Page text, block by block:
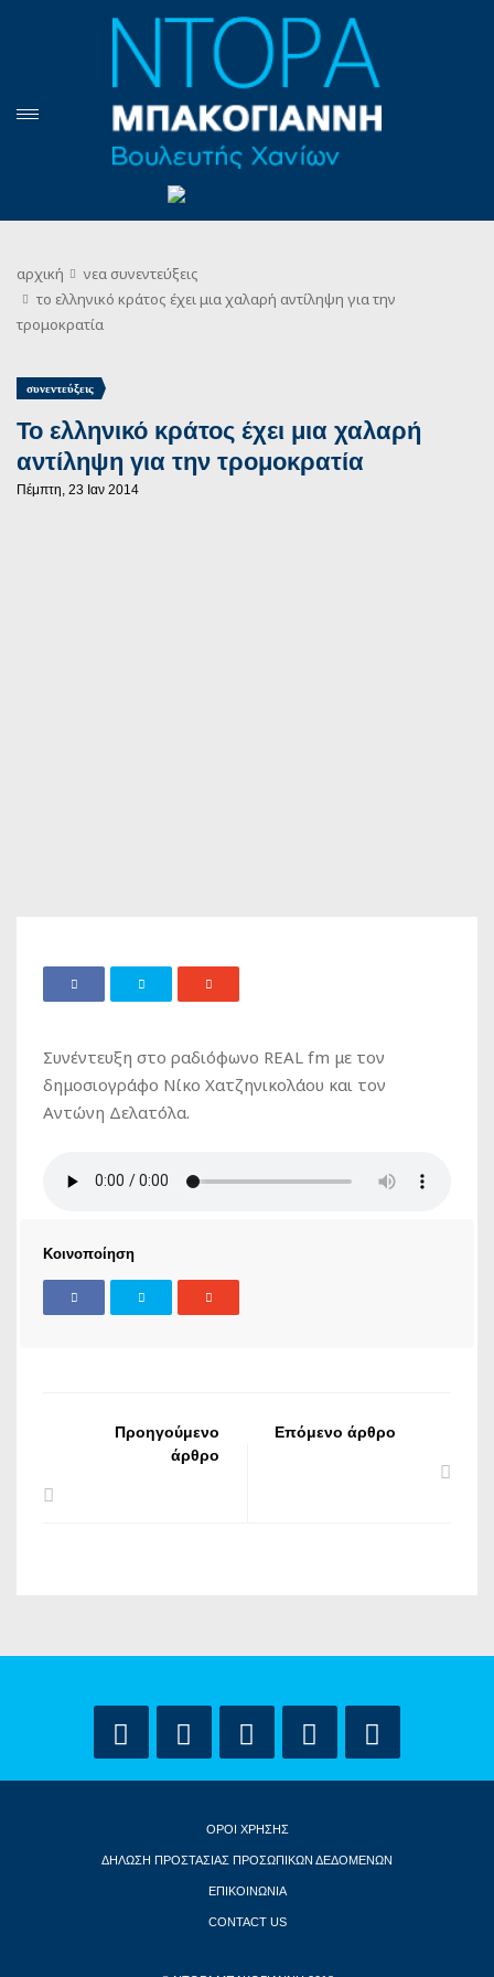
αρχική νεα συνεντεύξεις
το ελληνικό κράτος έχει μια χαλαρή αντίληψη για την
τρομοκρατία
συνεντεύξεις
Το ελληνικό κράτος έχει μια χαλαρή
αντίληψη για την τρομοκρατία
Πέμπτη, 23 Ιαν 2014
Συνέντευξη στο ραδιόφωνο REAL fm με τον
δημοσιογράφο Νίκο Χατζηνικολάου και τον
Αντώνη Δελατόλα.
Κοινοποίηση
Προηγούμενο
άρθρο
Επόμενο άρθρο
ΟΡΟΙ ΧΡΗΣΗΣ
ΔΗΛΩΣΗ ΠΡΟΣΤΑΣΙΑΣ ΠΡΟΣΩΠΙΚΩΝ ΔΕΔΟΜΕΝΩΝ
ΕΠΙΚΟΙΝΩΝΙΑ
CONTACT US